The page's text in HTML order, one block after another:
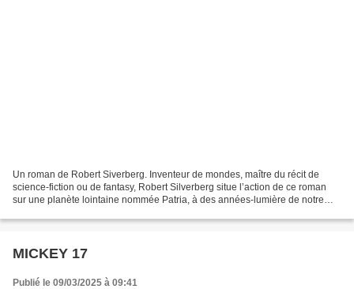
Un roman de Robert Siverberg. Inventeur de mondes, maître du récit de
science-fiction ou de fantasy, Robert Silverberg situe l’action de ce roman
sur une planète lointaine nommée Patria, à des années-lumière de notre
MICKEY 17
Publié le 09/03/2025 à 09:41